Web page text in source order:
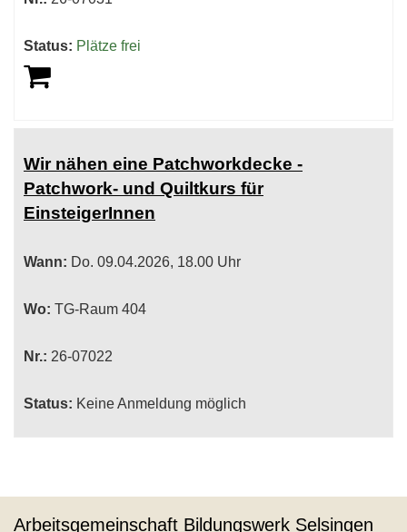
Status: Plätze frei
Wir nähen eine Patchworkdecke -
Patchwork- und Quiltkurs für
EinsteigerInnen
Wann: Do. 09.04.2026, 18.00 Uhr
Wo: TG-Raum 404
Nr.: 26-07022
Status: Keine Anmeldung möglich
Arbeitsgemeinschaft Bildungswerk Selsingen